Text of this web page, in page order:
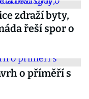
zdraží byty,
řeší spor o
o příměří s